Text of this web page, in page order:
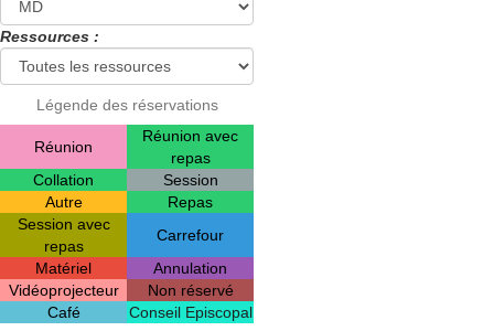
Ressources :
Légende des réservations
Réunion
Réunion avec
repas
Collation
Session
Autre
Repas
Session avec
repas
Carrefour
Matériel
Annulation
Vidéoprojecteur
Non réservé
Café
Conseil Episcopal